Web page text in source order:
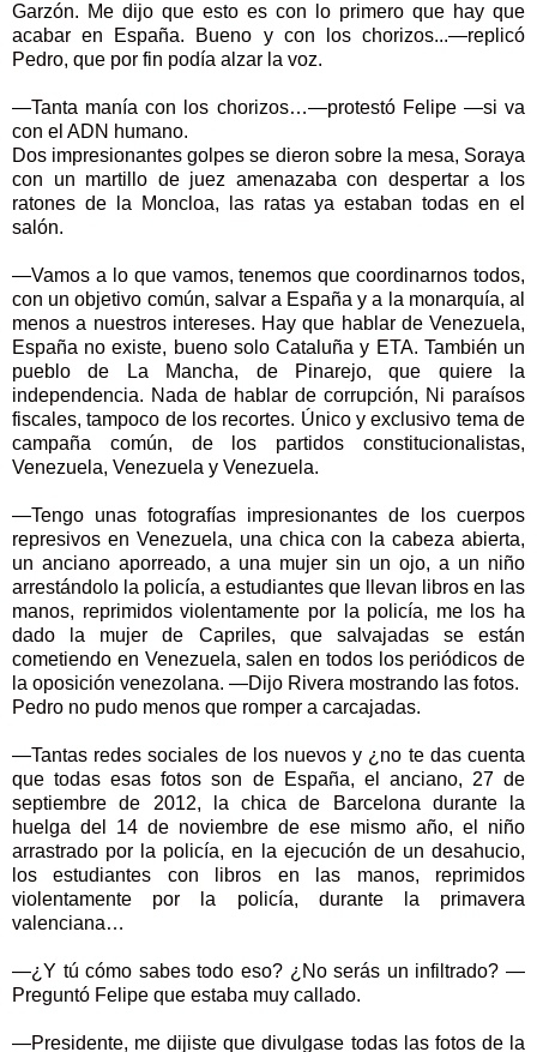
Garzón. Me dijo que esto es con lo primero que hay que
acabar en España. Bueno y con los chorizos...—replicó
Pedro, que por fin podía alzar la voz.
—Tanta manía con los chorizos…—protestó Felipe —si va
con el ADN humano.
Dos impresionantes golpes se dieron sobre la mesa, Soraya
con un martillo de juez amenazaba con despertar a los
ratones de la Moncloa, las ratas ya estaban todas en el
salón.
—Vamos a lo que vamos, tenemos que coordinarnos todos,
con un objetivo común, salvar a España y a la monarquía, al
menos a nuestros intereses. Hay que hablar de Venezuela,
España no existe, bueno solo Cataluña y ETA. También un
pueblo de La Mancha, de Pinarejo, que quiere la
independencia. Nada de hablar de corrupción, Ni paraísos
fiscales, tampoco de los recortes. Único y exclusivo tema de
campaña común, de los partidos constitucionalistas,
Venezuela, Venezuela y Venezuela.
—Tengo unas fotografías impresionantes de los cuerpos
represivos en Venezuela, una chica con la cabeza abierta,
un anciano aporreado, a una mujer sin un ojo, a un niño
arrestándolo la policía, a estudiantes que llevan libros en las
manos, reprimidos violentamente por la policía, me los ha
dado la mujer de Capriles, que salvajadas se están
cometiendo en Venezuela, salen en todos los periódicos de
la oposición venezolana. —Dijo Rivera mostrando las fotos.
Pedro no pudo menos que romper a carcajadas.
—Tantas redes sociales de los nuevos y ¿no te das cuenta
que todas esas fotos son de España, el anciano, 27 de
septiembre de 2012, la chica de Barcelona durante la
huelga del 14 de noviembre de ese mismo año, el niño
arrastrado por la policía, en la ejecución de un desahucio,
los estudiantes con libros en las manos, reprimidos
violentamente por la policía, durante la primavera
valenciana…
—¿Y tú cómo sabes todo eso? ¿No serás un infiltrado? —
Preguntó Felipe que estaba muy callado.
—Presidente, me dijiste que divulgase todas las fotos de la